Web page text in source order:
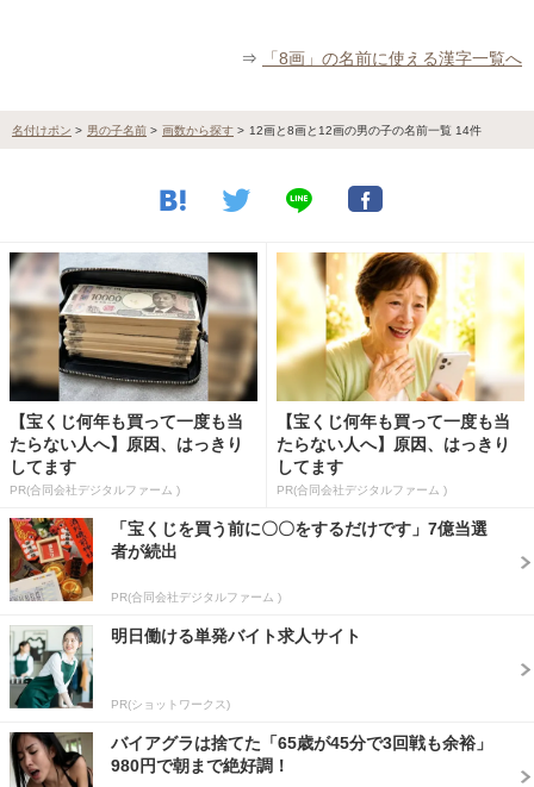
⇒ 「8画」の名前に使える漢字一覧へ
名付けポン > 男の子名前 > 画数から探す > 12画と8画と12画の男の子の名前一覧 14件
【宝くじ何年も買って一度も当
たらない人へ】原因、はっきり
してます
PR(合同会社デジタルファーム )
【宝くじ何年も買って一度も当
たらない人へ】原因、はっきり
してます
PR(合同会社デジタルファーム )
「宝くじを買う前に〇〇をするだけです」7億当選
者が続出
PR(合同会社デジタルファーム )
明日働ける単発バイト求人サイト
PR(ショットワークス)
バイアグラは捨てた「65歳が45分で3回戦も余裕」
980円で朝まで絶好調！